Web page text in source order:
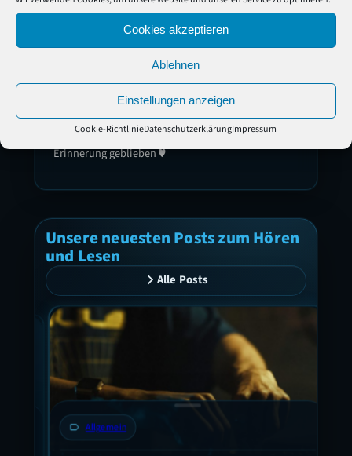
Cookies akzeptieren
Ablehnen
Einstellungen anzeigen
Cookie-RichtlinieDatenschutzerklärungImpressum
Michelle S. Schindlmeier
6. Feb.. 2024 18:31
Danke, dass Ihr dem Thema eine Plattform bietet.
Das Interview mit Vanessa war sehr wichtig und
besonders für mich, nachdem ich an dem Tag doch
einige geführt habe, ist dieses aber besonders in
Erinnerung geblieben ♥️
Unsere neuesten Posts zum Hören
und Lesen
Alle Posts
label Allgemein